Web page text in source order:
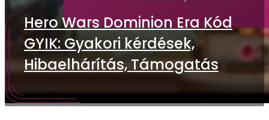
Hero Wars Dominion Era Kód
GYIK: Gyakori kérdések,
Hibaelhárítás, Támogatás